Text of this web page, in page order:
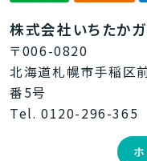
株式会社いちたか
〒006-0820
北海道札幌市手稲区
番5号
Tel. 0120-296-365